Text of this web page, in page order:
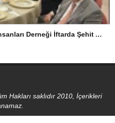
Arnavutköy Sanayici ve İş İnsanları Derneği İftarda Şehit Aileleriyle Buluştu
Hakları saklıdır 2010, İçerikleri